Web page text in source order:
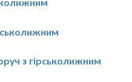
з гірськолижним